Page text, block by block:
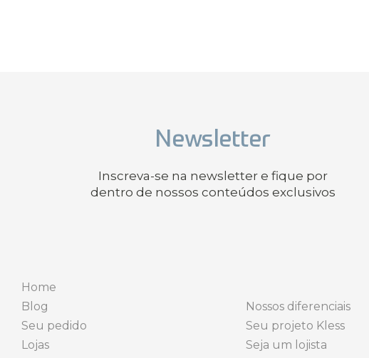
Newsletter
Inscreva-se na newsletter e fique por
dentro de nossos conteúdos exclusivos
Home
Blog
Seu pedido
Lojas
Nossos diferenciais
Seu projeto Kless
Seja um lojista